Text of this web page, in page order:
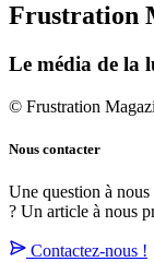
Frustration
Le média de la
© Frustration
Nous contacter
Une question à
? Un article à nous
Contactez-nous !